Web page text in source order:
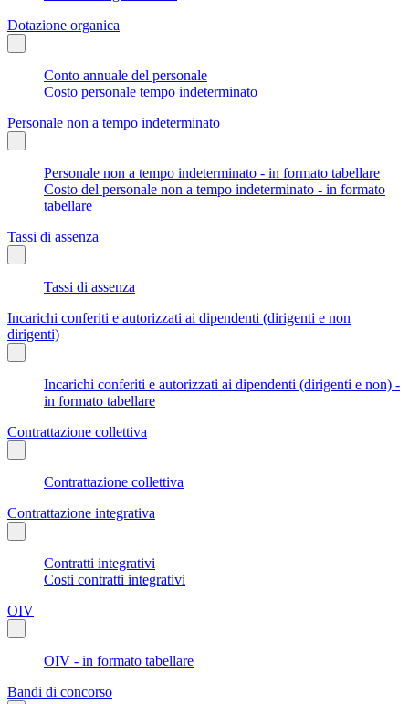
Dotazione organica
Conto annuale del personale
Costo personale tempo indeterminato
Personale non a tempo indeterminato
Personale non a tempo indeterminato - in formato tabellare
Costo del personale non a tempo indeterminato - in formato
tabellare
Tassi di assenza
Tassi di assenza
Incarichi conferiti e autorizzati ai dipendenti (dirigenti e non
dirigenti)
Incarichi conferiti e autorizzati ai dipendenti (dirigenti e non) -
in formato tabellare
Contrattazione collettiva
Contrattazione collettiva
Contrattazione integrativa
Contratti integrativi
Costi contratti integrativi
OIV
OIV - in formato tabellare
Bandi di concorso